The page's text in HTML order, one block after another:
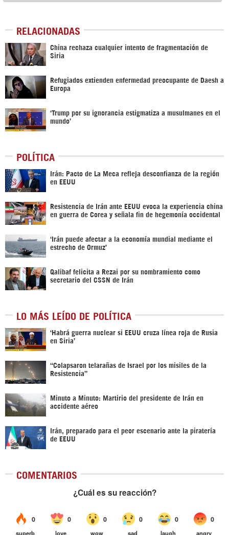
RELACIONADAS
China rechaza cualquier intento de fragmentación de
Siria
Refugiados extienden enfermedad preocupante de Daesh a
Europa
‘Trump por su ignorancia estigmatiza a musulmanes en el
mundo’
POLÍTICA
Irán: Pacto de La Meca refleja desconfianza de la región
en EEUU
Resistencia de Irán ante EEUU evoca la experiencia china
en guerra de Corea y señala fin de hegemonía occidental
‘Irán puede afectar a la economía mundial mediante el
estrecho de Ormuz’
Qalibaf felicita a Rezai por su nombramiento como
secretario del CSSN de Irán
LO MÁS LEÍDO DE POLÍTICA
‎‘Habrá guerra nuclear si EEUU cruza línea roja de Rusia
en Siria’‎
“Colapsaron telarañas de Israel por los misiles de la
Resistencia”
Minuto a Minuto: Martirio del presidente de Irán en
accidente aéreo
Irán, preparado para el peor escenario ante la piratería
de EEUU
COMENTARIOS